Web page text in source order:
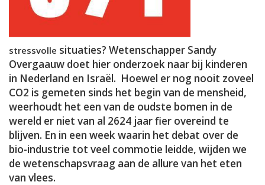
stressvolle situaties? Wetenschapper Sandy
Overgaauw doet hier onderzoek naar bij kinderen
in Nederland en Israël. Hoewel er nog nooit zoveel
CO2 is gemeten sinds het begin van de mensheid,
weerhoudt het een van de oudste bomen in de
wereld er niet van al 2624 jaar fier overeind te
blijven. En in een week waarin het debat over de
bio-industrie tot veel commotie leidde, wijden we
de wetenschapsvraag aan de allure van het eten
van vlees.